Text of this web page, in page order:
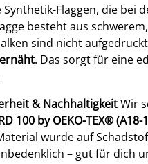
Flaggen, die bei
besteht aus
sind nicht
. Das sorgt für eine
& NachhaltigkeitWir
100 by OEKO-TEX®
wurde auf
– gut für dich